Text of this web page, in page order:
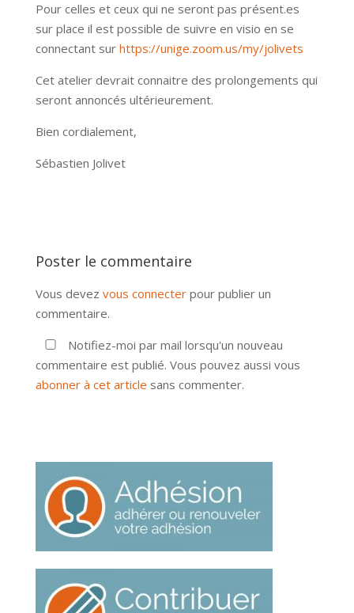
Pour celles et ceux qui ne seront pas présent.es
sur place il est possible de suivre en visio en se
connectant sur https://unige.zoom.us/my/jolivets
Cet atelier devrait connaitre des prolongements qui
seront annoncés ultérieurement.
Bien cordialement,
Sébastien Jolivet
Poster le commentaire
Vous devez vous connecterpour publier un
commentaire.
Notifiez-moi par mail lorsqu'un nouveau
commentaire est publié. Vous pouvez aussi vous
abonner à cet article sans commenter.